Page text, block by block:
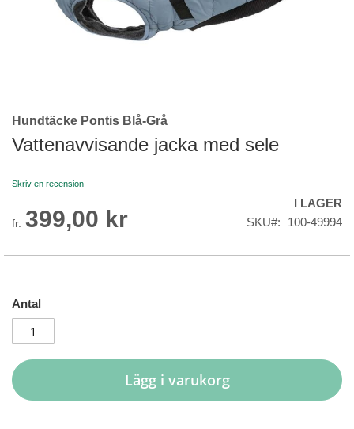
Skip
to
the
of
images
Hundtäcke Pontis Blå-Grå
Vattenavvisande jacka med sele
Skriv en recension
fr. 399,00 kr
I LAGER
SKU
100-49994
Antal
Lägg i varukorg